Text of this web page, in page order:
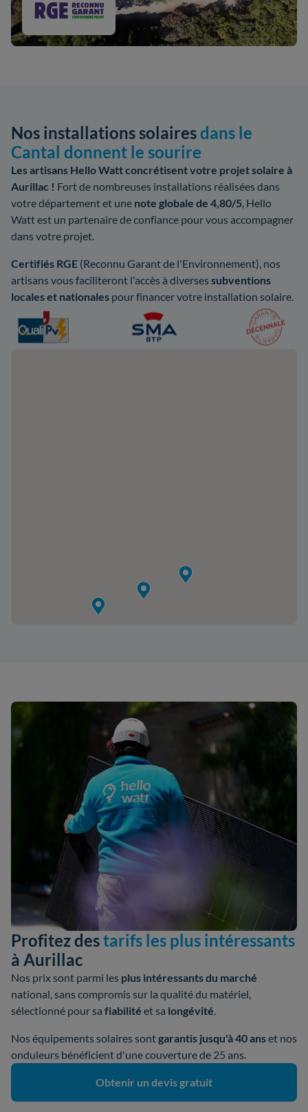
Nos installations solairesdans le
Cantal donnent le sourire
Les artisans Hello Watt concrétisent votre projet solaire à
Aurillac ! Fort de nombreuses installations réalisées dans
votre département et une note globale de 4,80/5 , Hello
Watt est un partenaire de confiance pour vous accompagner
dans votre projet.
Certifiés RGE (Reconnu Garant de l'Environnement), nos
artisans vous faciliteront l'accès à diverses subventions
locales et nationales pour financer votre installation solaire.
Profitez destarifs les plus intéressants
à Aurillac
Nos prix sont parmi les plus intéressants du marché
national, sans compromis sur la qualité du matériel,
sélectionné pour sa fiabilité et sa longévité.
Nos équipements solaires sontgarantis jusqu'à 40 anset nos
onduleurs bénéficient d'une couverture de 25 ans.
Obtenir un devis gratuit